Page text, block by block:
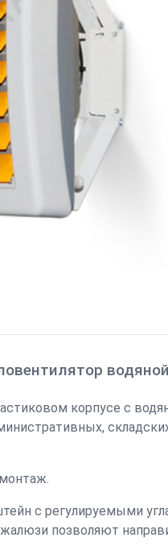
водяной
корпусе с
с регулируемыми
жалюзи позволяют